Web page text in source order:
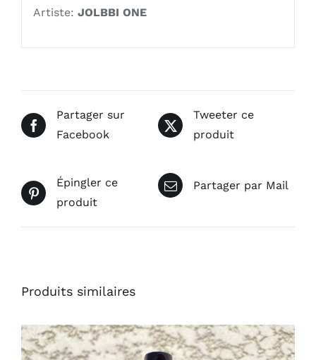
Artiste: JOLBBI ONE
Partager sur
Facebook
Tweeter ce
produit
Épingler ce
produit
Partager par Mail
Produits similaires